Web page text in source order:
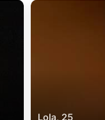
Lola, 25